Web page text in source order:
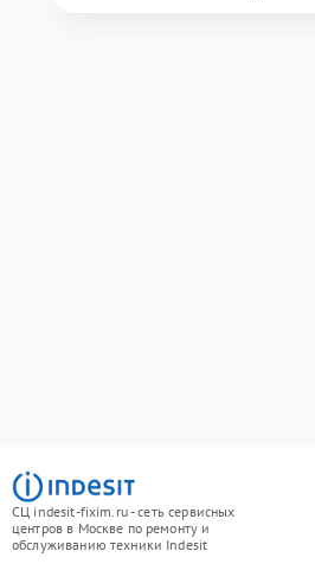
СЦ indesit-fixim.ru - сеть сервисных
центров в Москве по ремонту и
обслуживанию техники Indesit